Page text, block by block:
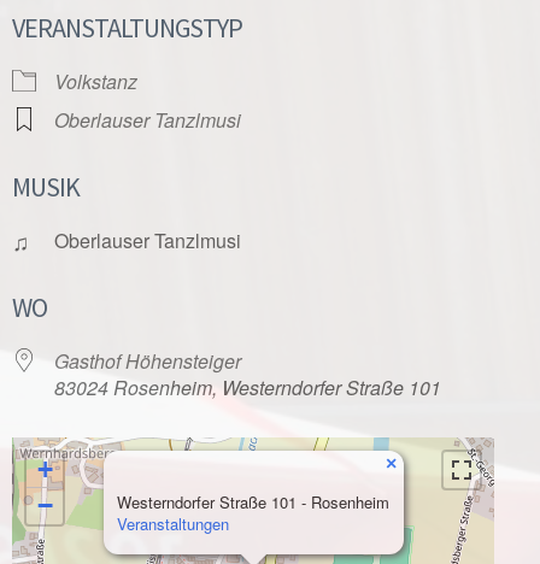
VERANSTALTUNGSTYP
Volkstanz
Oberlauser Tanzlmusi
MUSIK
♫ Oberlauser Tanzlmusi
WO
Gasthof Höhensteiger
83024 Rosenheim, Westerndorfer Straße 101
Westerndorfer Straße 101 - Rosenheim
Veranstaltungen
×
+
−